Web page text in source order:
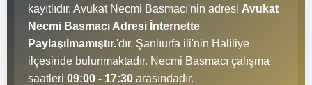
kayıtlıdır. Avukat Necmi Basmacı'nin adresi Avukat
Necmi Basmacı Adresi İnternette
Paylaşılmamıştır.'dır. Şanlıurfa ili'nin Haliliye
ilçesinde bulunmaktadır. Necmi Basmacı çalışma
saatleri 09:00 - 17:30 arasındadır.